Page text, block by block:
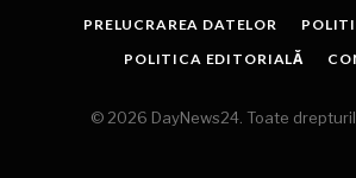
PRELUCRAREA DATELOR
POLITICA EDITORIALĂ
© 2026 DayNews24. Toate